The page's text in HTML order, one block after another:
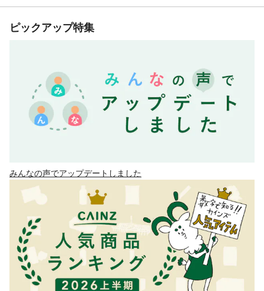
ピックアップ特集
みんなの声でアップデートしました